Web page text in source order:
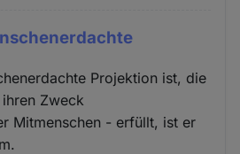
Projektion ist, die
Zweck
Mitmenschen - erfüllt, ist er